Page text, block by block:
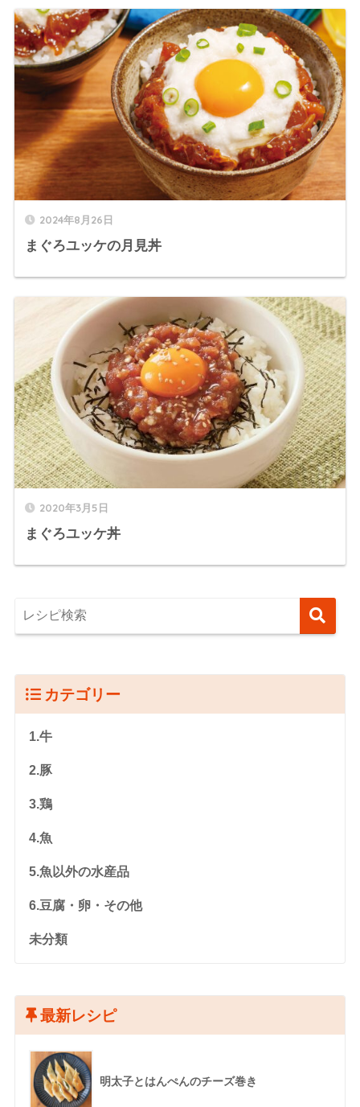
2024年8月26日
まぐろユッケの月見丼
2020年3月5日
まぐろユッケ丼
カテゴリー
1.牛
2.豚
3.鶏
4.魚
5.魚以外の水産品
6.豆腐・卵・その他
未分類
最新レシピ
明太子とはんぺんのチーズ巻き